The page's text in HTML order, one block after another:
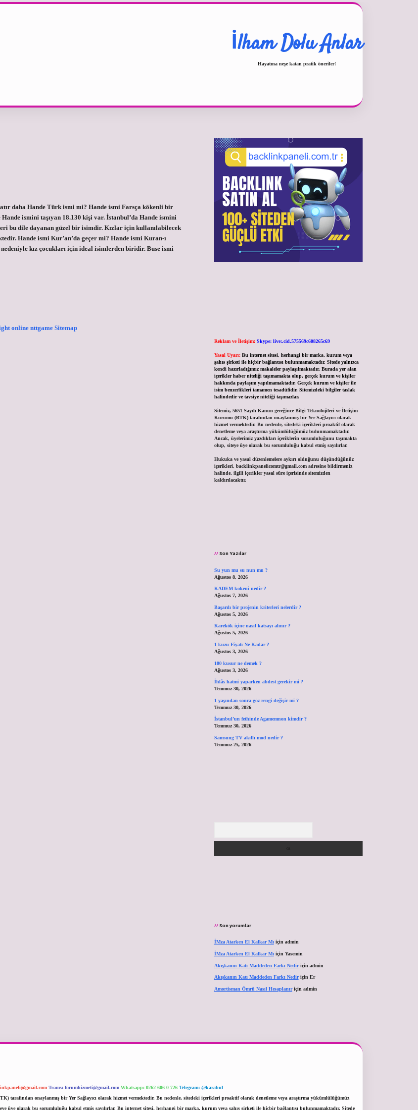
İlham Dolu Anlar
Hayatına neşe katan pratik öneriler!
daha Hande Türk ismi mi? Hande ismi Farsça kökenli bir
ismini taşıyan 18.130 kişi var. İstanbul’da Hande ismini
bu dile dayanan güzel bir isimdir. Kızlar için kullanılabilecek
Hande ismi Kur’an’da geçer mi? Hande ismi Kuran-ı
kız çocukları için ideal isimlerden biridir. Buse ismi
online nttgame Sitemap
Reklam ve İletişim: Skype: live:.cid.575569c608265c69
Yasal Uyarı: Bu internet sitesi, herhangi bir marka, kurum veya
şahıs şirketi ile hiçbir bağlantısı bulunmamaktadır. Sitede yalnızca
kendi hazırladığımız makaleler paylaşılmaktadır. Burada yer alan
içerikler haber niteliği taşımamakta olup, gerçek kurum ve kişiler
hakkında paylaşım yapılmamaktadır. Gerçek kurum ve kişiler ile
isim benzerlikleri tamamen tesadüfidir. Sitemizdeki bilgiler taslak
halindedir ve tavsiye niteliği taşımazlar.
Sitemiz, 5651 Sayılı Kanun gereğince Bilgi Teknolojileri ve İletişim
Kurumu (BTK) tarafından onaylanmış bir Yer Sağlayıcı olarak
hizmet vermektedir. Bu nedenle, sitedeki içerikleri proaktif olarak
denetleme veya araştırma yükümlülüğümüz bulunmamaktadır.
Ancak, üyelerimiz yazdıkları içeriklerin sorumluluğunu taşımakta
olup, siteye üye olarak bu sorumluluğu kabul etmiş sayılırlar.
Hukuka ve yasal düzenlemelere aykırı olduğunu düşündüğünüz
içerikleri, backlinkpanelicomtr@gmail.comadresine bildirmeniz
halinde, ilgili içerikler yasal süre içerisinde sitemizden
kaldırılacaktır.
Son Yazılar
Su yun mu su nun mu ?
Ağustos 8, 2026
KADEM kokeni nedir ?
Ağustos 7, 2026
Başarılı bir projenin kriterleri nelerdir ?
Ağustos 5, 2026
Karekök içine nasıl katsayı alınır ?
Ağustos 5, 2026
1 kuzu Fiyatı Ne Kadar ?
Ağustos 3, 2026
100 kusur ne demek ?
Ağustos 3, 2026
İhlâs hatmi yaparken abdest gerekir mi ?
Temmuz 30, 2026
1 yaşından sonra göz rengi değişir mi ?
Temmuz 30, 2026
İstanbul’un fethinde Agamemnon kimdir ?
Temmuz 30, 2026
Samsung TV akıllı mod nedir ?
Temmuz 25, 2026
Son yorumlar
İMza Atarken El Kalkar Mıiçin admin
İMza Atarken El Kalkar Mıiçin Yasemin
Akışkanın Katı Maddeden Farkı Nediriçin admin
Akışkanın Katı Maddeden Farkı Nediriçin Er
Amortisman Ömrü Nasıl Hesaplanıriçin admin
Teams: forumhizmeti@gmail.com Whatsapp: 0262 606 0 726 Telegram: @karabul
tarafından onaylanmış bir Yer Sağlayıcı olarak hizmet vermektedir. Bu nedenle, sitedeki içerikleri proaktif olarak denetleme veya araştırma yükümlülüğümüz
üye olarak bu sorumluluğu kabul etmiş sayılırlar. Bu internet sitesi, herhangi bir marka, kurum veya şahıs şirketi ile hiçbir bağlantısı bulunmamaktadır. Sitede